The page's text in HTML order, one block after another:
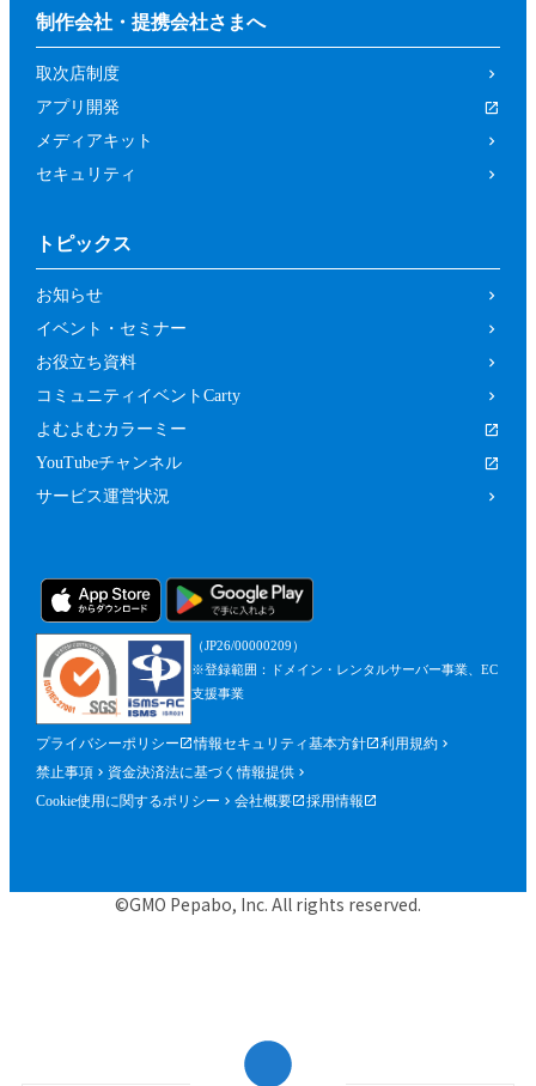
制作会社・提携会社さまへ
取次店制度
アプリ開発
メディアキット
セキュリティ
トピックス
お知らせ
イベント・セミナー
お役立ち資料
コミュニティイベントCarty
よむよむカラーミー
YouTubeチャンネル
サービス運営状況
（JP26/00000209）
※登録範囲：ドメイン・レンタルサーバー事業、EC
支援事業
プライバシーポリシー 情報セキュリティ基本方針
利用規約
禁止事項
資金決済法に基づく情報提供
Cookie使用に関するポリシー
会社概要 採用情報
©GMO Pepabo, Inc. All rights reserved.